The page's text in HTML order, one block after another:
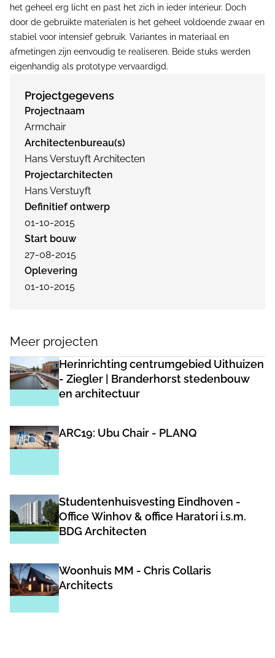
het geheel erg licht en past het zich in ieder interieur. Doch
door de gebruikte materialen is het geheel voldoende zwaar en
stabiel voor intensief gebruik. Variantes in materiaal en
afmetingen zijn eenvoudig te realiseren. Beide stuks werden
eigenhandig als prototype vervaardigd.
Projectgegevens
Projectnaam
Armchair
Architectenbureau(s)
Hans Verstuyft Architecten
Projectarchitecten
Hans Verstuyft
Definitief ontwerp
01-10-2015
Start bouw
27-08-2015
Oplevering
01-10-2015
Meer projecten
Herinrichting centrumgebied Uithuizen
- Ziegler | Branderhorst stedenbouw
en architectuur
ARC19: Ubu Chair - PLANQ
Studentenhuisvesting Eindhoven -
Office Winhov & office Haratori i.s.m.
BDG Architecten
Woonhuis MM - Chris Collaris
Architects